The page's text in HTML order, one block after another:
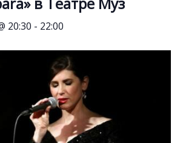
20:30 - 22:00